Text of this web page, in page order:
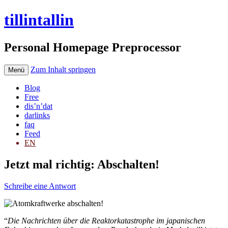
tillintallin
Personal Homepage Preprocessor
Menü Zum Inhalt springen
Blog
Free
dis’n’dat
darlinks
faq
Feed
EN
Jetzt mal richtig: Abschalten!
Schreibe eine Antwort
“Die Nachrichten über die Reaktorkatastrophe im japanischen